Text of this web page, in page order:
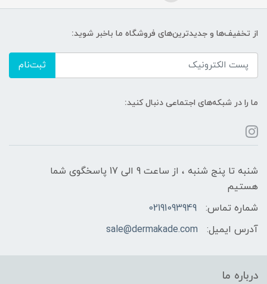
از تخفیف‌ها و جدیدترین‌های فروشگاه ما باخبر شوید:
ثبت‌نام
ما را در شبکه‌های اجتماعی دنبال کنید:
شنبه تا پنج شنبه ، از ساعت 9 الی 17 پاسخگوی شما
هستیم
شماره تماس:
02191093949
آدرس ایمیل:
sale@dermakade.com
درباره ما